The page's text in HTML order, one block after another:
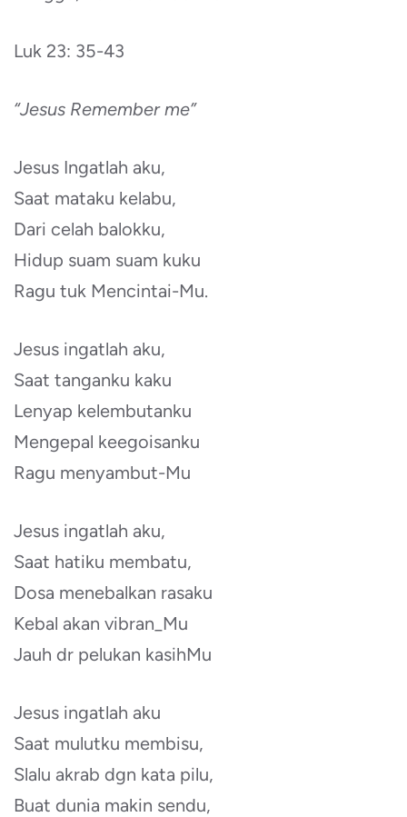
Luk 23: 35-43
“Jesus Remember me”
Jesus Ingatlah aku,
Saat mataku kelabu,
Dari celah balokku,
Hidup suam suam kuku
Ragu tuk Mencintai-Mu.
Jesus ingatlah aku,
Saat tanganku kaku
Lenyap kelembutanku
Mengepal keegoisanku
Ragu menyambut-Mu
Jesus ingatlah aku,
Saat hatiku membatu,
Dosa menebalkan rasaku
Kebal akan vibran_Mu
Jauh dr pelukan kasihMu
Jesus ingatlah aku
Saat mulutku membisu,
Slalu akrab dgn kata pilu,
Buat dunia makin sendu,